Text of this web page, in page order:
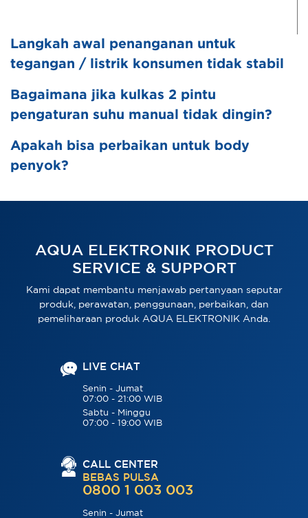
Langkah awal penanganan untuk
tegangan / listrik konsumen tidak stabil
Bagaimana jika kulkas 2 pintu
pengaturan suhu manual tidak dingin?
Apakah bisa perbaikan untuk body
penyok?
AQUA ELEKTRONIK PRODUCT
SERVICE & SUPPORT
Kami dapat membantu menjawab pertanyaan seputar
produk, perawatan, penggunaan, perbaikan, dan
pemeliharaan produk AQUA ELEKTRONIK Anda.
LIVE CHAT
Senin - Jumat
07:00 - 21:00 WIB
Sabtu - Minggu
07:00 - 19:00 WIB
CALL CENTER
BEBAS PULSA
0800 1 003 003
Senin - Jumat